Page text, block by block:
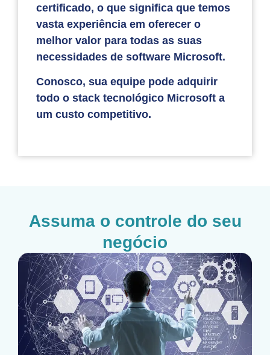
certificado, o que significa que temos
vasta experiência em oferecer o
melhor valor para todas as suas
necessidades de software Microsoft.
Conosco, sua equipe pode adquirir
todo o stack tecnológico Microsoft a
um custo competitivo.
Assuma o controle do seu
negócio